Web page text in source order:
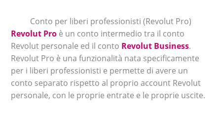
Conto per liberi professionisti (Revolut Pro)
Revolut Pro è un conto intermedio tra il conto
Revolut personale ed il conto Revolut Business.
Revolut Pro è una funzionalità nata specificamente
per i liberi professionisti e permette di avere un
conto separato rispetto al proprio account Revolut
personale, con le proprie entrate e le proprie uscite.